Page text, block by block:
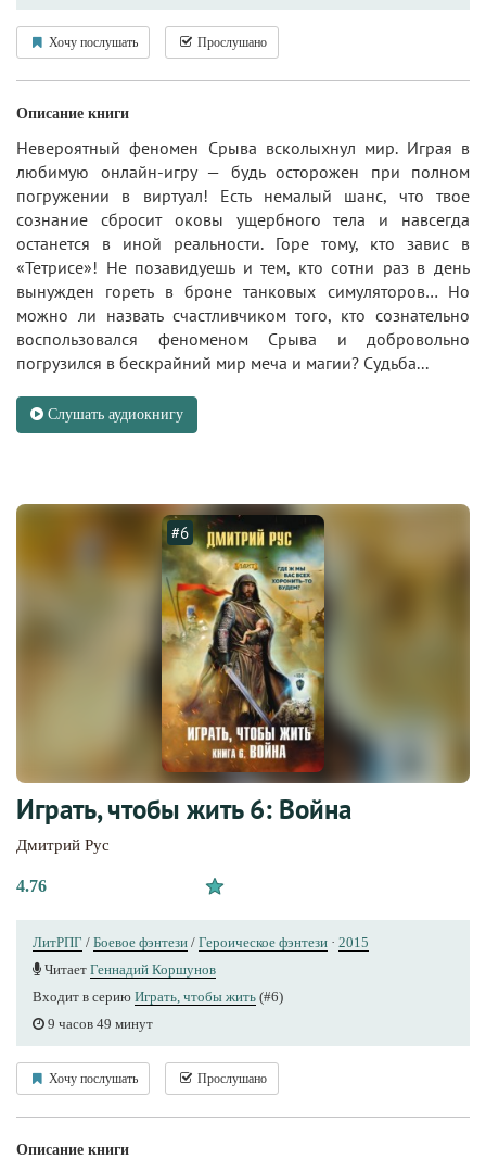
Хочу послушать Прослушано
Описание книги
Невероятный феномен Срыва всколыхнул мир. Играя в
любимую онлайн-игру — будь осторожен при полном
погружении в виртуал! Есть немалый шанс, что твое
сознание сбросит оковы ущербного тела и навсегда
останется в иной реальности. Горе тому, кто завис в
«Тетрисе»! Не позавидуешь и тем, кто сотни раз в день
вынужден гореть в броне танковых симуляторов… Но
можно ли назвать счастливчиком того, кто сознательно
воспользовался феноменом Срыва и добровольно
погрузился в бескрайний мир меча и магии? Судьба...
Слушать аудиокнигу
#6
Играть, чтобы жить 6: Война
Дмитрий Рус
4.76
ЛитРПГ / Боевое фэнтези / Героическое фэнтези · 2015
Читает Геннадий Коршунов
Входит в серию Играть, чтобы жить (#6)
9 часов 49 минут
Хочу послушать Прослушано
Описание книги